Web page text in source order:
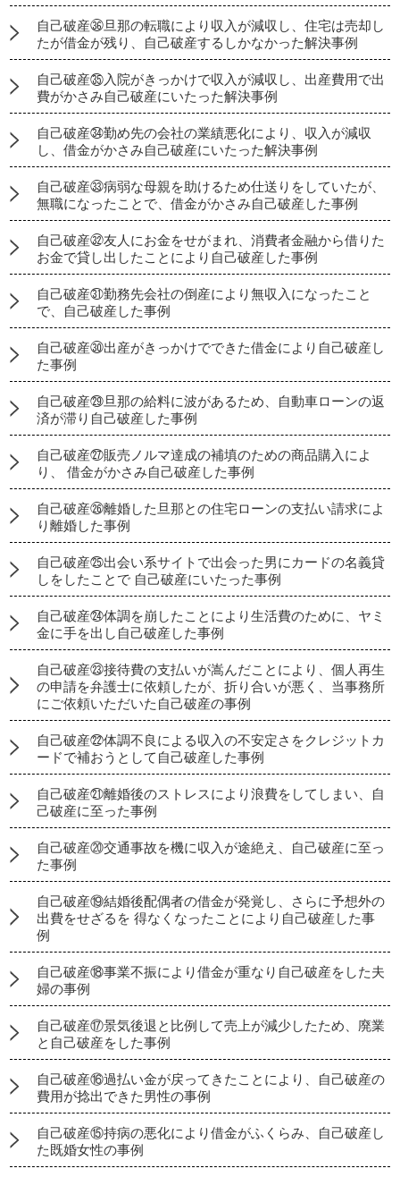
自己破産㊱旦那の転職により収入が減収し、住宅は売却し
たが借金が残り、自己破産するしかなかった解決事例
自己破産㉟入院がきっかけで収入が減収し、出産費用で出
費がかさみ自己破産にいたった解決事例
自己破産㉞勤め先の会社の業績悪化により、収入が減収
し、借金がかさみ自己破産にいたった解決事例
自己破産㉝病弱な母親を助けるため仕送りをしていたが、
無職になったことで、借金がかさみ自己破産した事例
自己破産㉜友人にお金をせがまれ、消費者金融から借りた
お金で貸し出したことにより自己破産した事例
自己破産㉛勤務先会社の倒産により無収入になったこと
で、自己破産した事例
自己破産㉚出産がきっかけでできた借金により自己破産し
た事例
自己破産㉙旦那の給料に波があるため、自動車ローンの返
済が滞り自己破産した事例
自己破産㉗販売ノルマ達成の補填のための商品購入によ
り、 借金がかさみ自己破産した事例
自己破産㉖離婚した旦那との住宅ローンの支払い請求によ
り離婚した事例
自己破産㉕出会い系サイトで出会った男にカードの名義貸
しをしたことで 自己破産にいたった事例
自己破産㉔体調を崩したことにより生活費のために、ヤミ
金に手を出し自己破産した事例
自己破産㉓接待費の支払いが嵩んだことにより、個人再生
の申請を弁護士に依頼したが、折り合いが悪く、当事務所
にご依頼いただいた自己破産の事例
自己破産㉒体調不良による収入の不安定さをクレジットカ
ードで補おうとして自己破産した事例
自己破産㉑離婚後のストレスにより浪費をしてしまい、自
己破産に至った事例
自己破産⑳交通事故を機に収入が途絶え、自己破産に至っ
た事例
自己破産⑲結婚後配偶者の借金が発覚し、さらに予想外の
出費をせざるを 得なくなったことにより自己破産した事
例
自己破産⑱事業不振により借金が重なり自己破産をした夫
婦の事例
自己破産⑰景気後退と比例して売上が減少したため、廃業
と自己破産をした事例
自己破産⑯過払い金が戻ってきたことにより、自己破産の
費用が捻出できた男性の事例
自己破産⑮持病の悪化により借金がふくらみ、自己破産し
た既婚女性の事例